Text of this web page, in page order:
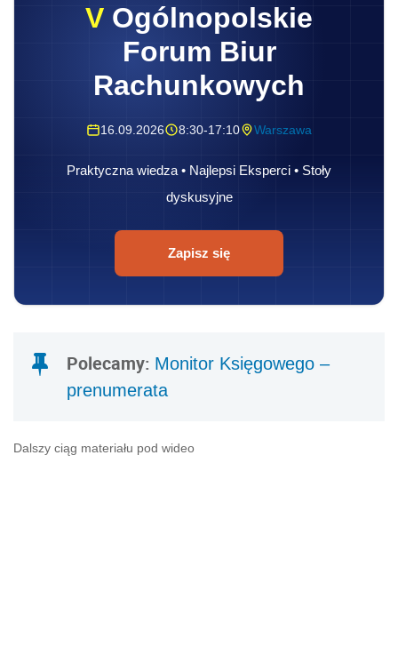
V Ogólnopolskie
Forum Biur
Rachunkowych
16.09.2026 8:30-17:10 Warszawa
Praktyczna wiedza • Najlepsi Eksperci • Stoły
dyskusyjne
Zapisz się
Polecamy: Monitor Księgowego –
prenumerata
Dalszy ciąg materiału pod wideo